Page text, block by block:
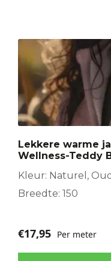
Lekkere warme
Wellness-Teddy
Kleur: Naturel,
Breedte: 150
€17,95 Per meter